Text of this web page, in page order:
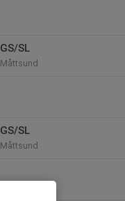
GS/SL
Måttsund
GS/SL
Måttsund